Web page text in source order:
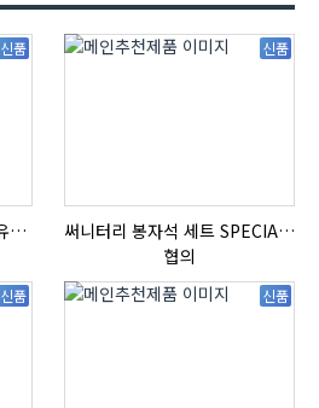
신품
주유소용 유증기 회수장치, 유증기 회수장치, 방폭형, 방폭형 유증기 회수장치
신품
써니터리 봉자석 세트 SPECIAL , 봉자석 , 자석봉 , 호퍼용자석 , 전자석
협의
신품 신품